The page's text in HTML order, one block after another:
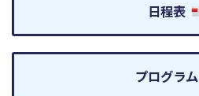
日程表
プログラム